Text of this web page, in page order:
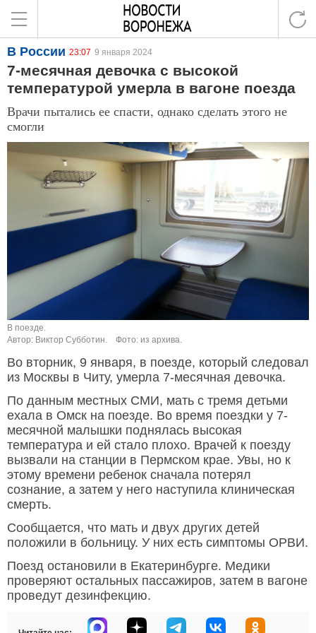
В России 23:07 9 января 2024
7-месячная девочка с высокой
температурой умерла в вагоне поезда
Врачи пытались ее спасти, однако сделать этого не
смогли
В поезде.
Автор: Виктор Субботин.
Фото: из архива.
Во вторник, 9 января, в поезде, который следовал
из Москвы в Читу, умерла 7-месячная девочка.
По данным местных СМИ, мать с тремя детьми
ехала в Омск на поезде. Во время поездки у 7-
месячной малышки поднялась высокая
температура и ей стало плохо. Врачей к поезду
вызвали на станции в Пермском крае. Увы, но к
этому времени ребенок сначала потерял
сознание, а затем у него наступила клиническая
смерть.
Сообщается, что мать и двух других детей
положили в больницу. У них есть симптомы ОРВИ.
Поезд остановили в Екатеринбурге. Медики
проверяют остальных пассажиров, затем в вагоне
проведут дезинфекцию.